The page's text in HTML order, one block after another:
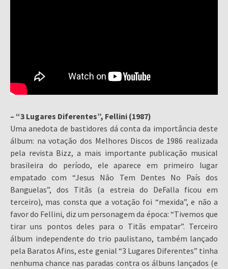
– “3 Lugares Diferentes”, Fellini (1987)
Uma anedota de bastidores dá conta da importância deste
álbum: na votação dos Melhores Discos de 1986 realizada
pela revista Bizz, a mais importante publicação musical
brasileira do período, ele aparece em primeiro lugar
empatado com “Jesus Não Tem Dentes No País dos
Banguelas”, dos Titãs (a estreia do DeFalla ficou em
terceiro), mas consta que a votação foi “mexida”, e não a
favor do Fellini, diz um personagem da época: “Tivemos que
tirar uns pontos deles para o Titãs empatar”. Terceiro
álbum independente do trio paulistano, também lançado
pela Baratos Afins, este genial “3 Lugares Diferentes” tinha
nenhuma chance nas paradas contra os álbuns lançados (e